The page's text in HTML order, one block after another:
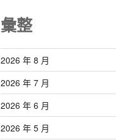
彙整
2026 年 8 月
2026 年 7 月
2026 年 6 月
2026 年 5 月